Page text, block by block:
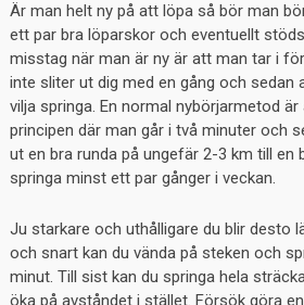
Är man helt ny på att löpa så bör man
ett par bra löparskor och eventuellt
misstag när man är ny är att man tar i
inte sliter ut dig med en gång och sedan
vilja springa. En normal nybörjarmetod är
principen där man går i två minuter och
ut en bra runda på ungefär 2-3 km till en
springa minst ett par gånger i veckan.
Ju starkare och uthålligare du blir desto
och snart kan du vända på steken och
minut. Till sist kan du springa hela
öka på avståndet i stället. Försök göra